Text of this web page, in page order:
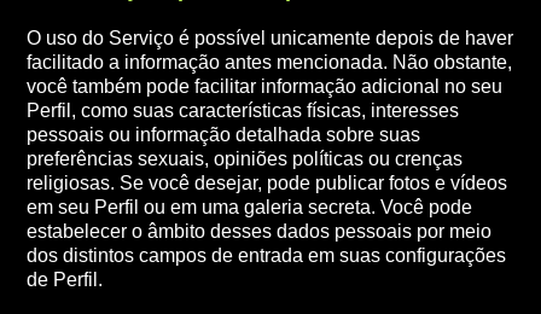
O uso do Serviço é possível unicamente depois de haver
facilitado a informação antes mencionada. Não obstante,
você também pode facilitar informação adicional no seu
Perfil, como suas características físicas, interesses
pessoais ou informação detalhada sobre suas
preferências sexuais, opiniões políticas ou crenças
religiosas. Se você desejar, pode publicar fotos e vídeos
em seu Perfil ou em uma galeria secreta. Você pode
estabelecer o âmbito desses dados pessoais por meio
dos distintos campos de entrada em suas configurações
de Perfil.